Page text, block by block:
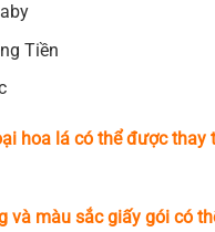
Tiền
hoa lá có thể được
và màu sắc giấy gói có